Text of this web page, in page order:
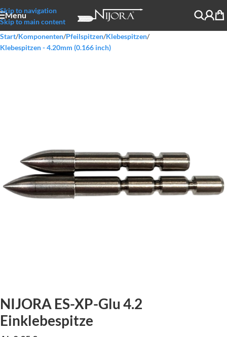
Skip to navigation
Skip to main content
Menu
Start/Komponenten/Pfeilspitzen/Klebespitzen/
Klebespitzen - 4.20mm (0.166 inch)
NIJORA ES-XP-Glu 4.2
Einklebespitze